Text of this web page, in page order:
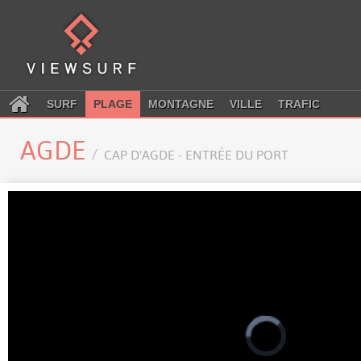
SURF PLAGE MONTAGNE VILLE TRAFIC
AGDE CAP D'AGDE - ENTRÉE DU PORT